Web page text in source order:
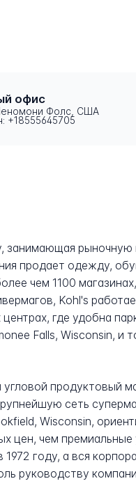
офис
Фолс, США
+18555645705
занимающая
продает одежду,
чем 1100
Kohl's
где удобна
Falls, Wisconsin, и
продуктовый
сеть
Wisconsin,
цен, чем
году, а вся
руководству